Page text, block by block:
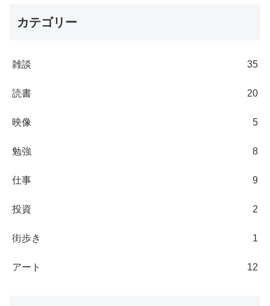
カテゴリー
雑談 35
読書 20
映像 5
勉強 8
仕事 9
投資 2
街歩き 1
アート 12